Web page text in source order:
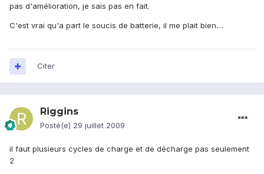
pas d'amélioration, je sais pas en fait.
C'est vrai qu'a part le soucis de batterie, il me plait bien....
Citer
Riggins
Posté(e) 29 juillet 2009
il faut plusieurs cycles de charge et de décharge pas seulement
2